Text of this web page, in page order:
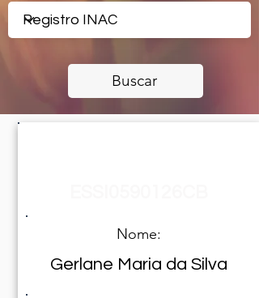
Buscar
Nome:
Gerlane Maria da Silva